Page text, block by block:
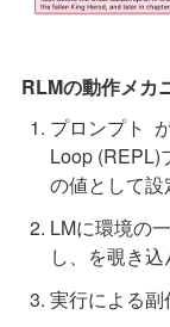
RLMの動作メカ
プロンプト
Loop (REPL)
の値として設
LMに環境の
し、
を覗き
実行による